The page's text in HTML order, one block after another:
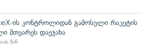
ის კონტროლიდან გამოსული რაკეტის
მთვარეს დაეჯახა
წინ